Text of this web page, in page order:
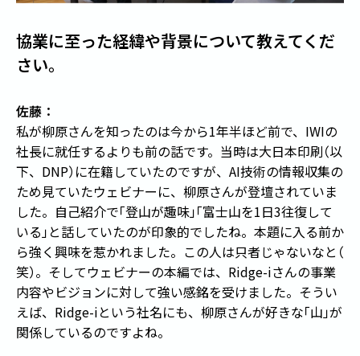
協業に至った経緯や背景について教えてくだ
さい。
佐藤：
私が柳原さんを知ったのは今から1年半ほど前で、IWIの
社長に就任するよりも前の話です。当時は大日本印刷（以
下、DNP）に在籍していたのですが、AI技術の情報収集の
ため見ていたウェビナーに、柳原さんが登壇されていま
した。自己紹介で「登山が趣味」
「富士山を1日3往復して
いる」と話していたのが印象的でしたね。本題に入る前か
ら強く興味を惹かれました。この人は只者じゃないなと（
笑）。そしてウェビナーの本編では、Ridge-iさんの事業
内容やビジョンに対して強い感銘を受けました。そうい
えば、Ridge-iという社名にも、柳原さんが好きな「山」が
関係しているのですよね。